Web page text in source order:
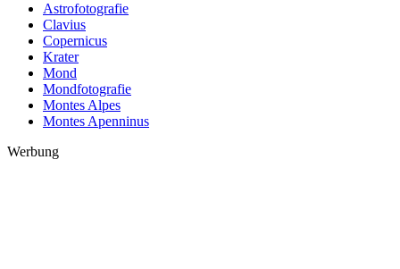
Astrofotografie
Clavius
Copernicus
Krater
Mond
Mondfotografie
Montes Alpes
Montes Apenninus
Werbung